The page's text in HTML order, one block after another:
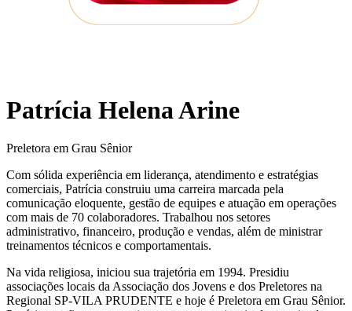
Patrícia Helena Arine
Preletora em Grau Sênior
Com sólida experiência em liderança, atendimento e estratégias
comerciais, Patrícia construiu uma carreira marcada pela
comunicação eloquente, gestão de equipes e atuação em operações
com mais de 70 colaboradores. Trabalhou nos setores
administrativo, financeiro, produção e vendas, além de ministrar
treinamentos técnicos e comportamentais.
Na vida religiosa, iniciou sua trajetória em 1994. Presidiu
associações locais da Associação dos Jovens e dos Preletores na
Regional SP-VILA PRUDENTE e hoje é Preletora em Grau Sênior.